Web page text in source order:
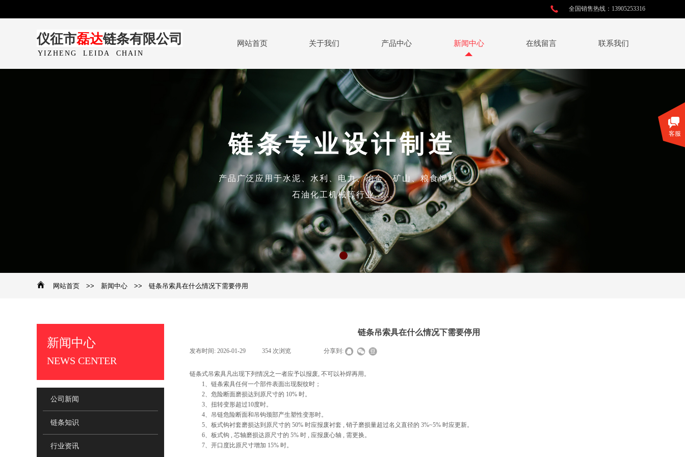
网站首页 关于我们 产品中心 新闻中心 在线留言 联系我们
全国销售热线： 13905253316
仪征市磊达链条有限公司
YIZHENG LEIDA CHAIN
链条专业设计制造
产品广泛应用于水泥、水利、电力、冶金、矿山、粮食饲料、
石油化工机械等行业......
网站首页 >> 新闻中心 >> 链条吊索具在什么情况下需要停用
链条吊索具在什么情况下需要停用
发布时间: 2026-01-29 354 次浏览 分享到:
链条式吊索具凡出现下列情况之一者应予以报废, 不可以补焊再用。
1、链条索具任何一个部件表面出现裂纹时；
2、危险断面磨损达到原尺寸的 10% 时。
3、扭转变形超过10度时。
4、吊链危险断面和吊钩颈部产生塑性变形时。
5、板式钩衬套磨损达到原尺寸的 50% 时应报废衬套 , 销子磨损量超过名义直径的 3%~5% 时应更新。
6、板式钩 , 芯轴磨损达原尺寸的 5% 时 , 应报废心轴 , 需更换。
7、开口度比原尺寸增加 15% 时。
公司新闻
链条知识
行业资讯
新闻中心
​NEWS CENTER
客服